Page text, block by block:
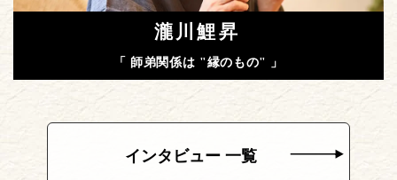
瀧川鯉昇
「 師弟関係は "縁のもの" 」
インタビュー 一覧